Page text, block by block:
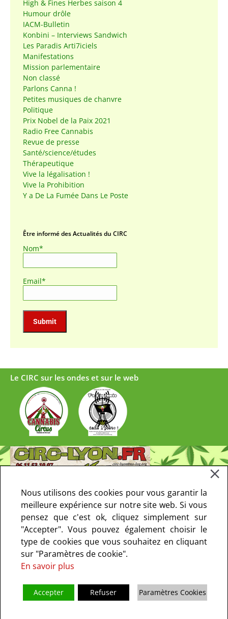
High & Fines Herbes saison 4
Humour drôle
IACM-Bulletin
Konbini – Interviews Sandwich
Les Paradis Arti7iciels
Manifestations
Mission parlementaire
Non classé
Parlons Canna !
Petites musiques de chanvre
Politique
Prix Nobel de la Paix 2021
Radio Free Cannabis
Revue de presse
Santé/science/études
Thérapeutique
Vive la légalisation !
Vive la Prohibition
Y a De La Fumée Dans Le Poste
Être informé des Actualités du CIRC
Nom*
Email*
Le CIRC sur les ondes et sur le web
Nous utilisons des cookies pour vous garantir la
meilleure expérience sur notre site web. Si vous
pensez que c'est ok, cliquez simplement sur
"Accepter". Vous pouvez également choisir le
type de cookies que vous souhaitez en cliquant
sur "Paramètres de cookie".
En savoir plus
Accepter Refuser Paramètres Cookies